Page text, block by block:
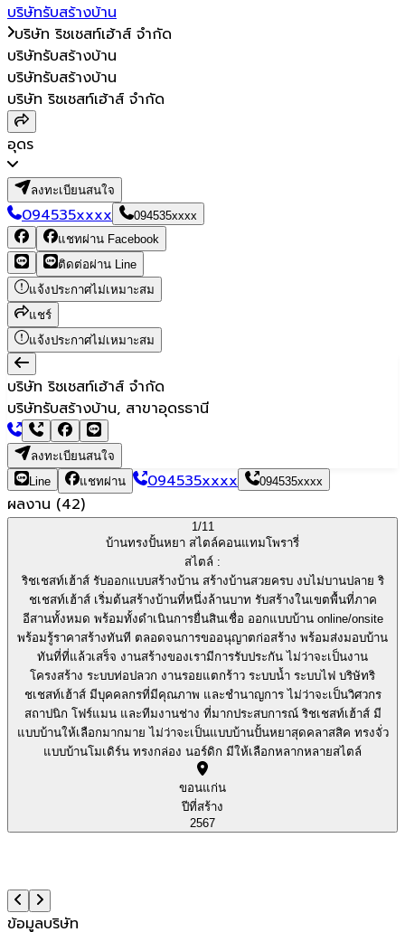
บริษัทรับสร้างบ้าน
บริษัท ริชเชสท์เฮ้าส์ จำกัด
บริษัทรับสร้างบ้าน
บริษัทรับสร้างบ้าน
บริษัท ริชเชสท์เฮ้าส์ จำกัด
อุดร
ลงทะเบียนสนใจ
094535xxxx
094535xxxx
แชทผ่าน Facebook
ติดต่อผ่าน Line
แจ้งประกาศไม่เหมาะสม
แชร์
แจ้งประกาศไม่เหมาะสม
บริษัท ริชเชสท์เฮ้าส์ จำกัด
บริษัทรับสร้างบ้าน, สาขาอุดรธานี
ลงทะเบียนสนใจ
Line
แชทผ่าน 094535xxxx 094535xxxx
ผลงาน (42)
1/11
บ้านทรงปั้นหยา สไตล์คอนแทมโพรารี่
สไตล์ :
ริชเชสท์เฮ้าส์ รับออกแบบสร้างบ้าน สร้างบ้านสวยครบ งบไม่บานปลาย ริ
ชเชสท์เฮ้าส์ เริ่มต้นสร้างบ้านที่หนึ่งล้านบาท รับสร้างในเขตพื้นที่ภาค
อีสานทั้งหมด พร้อมทั้งดำเนินการยื่นสินเชื่อ ออกแบบบ้าน online/onsite
พร้อมรู้ราคาสร้างทันที ตลอดจนการขออนุญาตก่อสร้าง พร้อมส่งมอบบ้าน
ทันที่ที่แล้วเสร็จ งานสร้างของเรามีการรับประกัน ไม่ว่าจะเป็นงาน
โครงสร้าง ระบบท่อปลวก งานรอยแตกร้าว ระบบน้ำ ระบบไฟ บริษัทริ
ชเชสท์เฮ้าส์ มีบุคคลกรที่มีคุณภาพ และชำนาญการ ไม่ว่าจะเป็นวิศวกร
สถาปนิก โฟร์แมน และทีมงานช่าง ที่มากประสบการณ์ ริชเชสท์เฮ้าส์ มี
แบบบ้านให้เลือกมากมาย ไม่ว่าจะเป็นแบบบ้านปั้นหยาสุดคลาสสิค ทรงจั่ว
แบบบ้านโมเดิร์น ทรงกล่อง นอร์ดิก มีให้เลือกหลากหลายสไตล์
ขอนแก่น
ปีที่สร้าง
2567
ข้อมูลบริษัท